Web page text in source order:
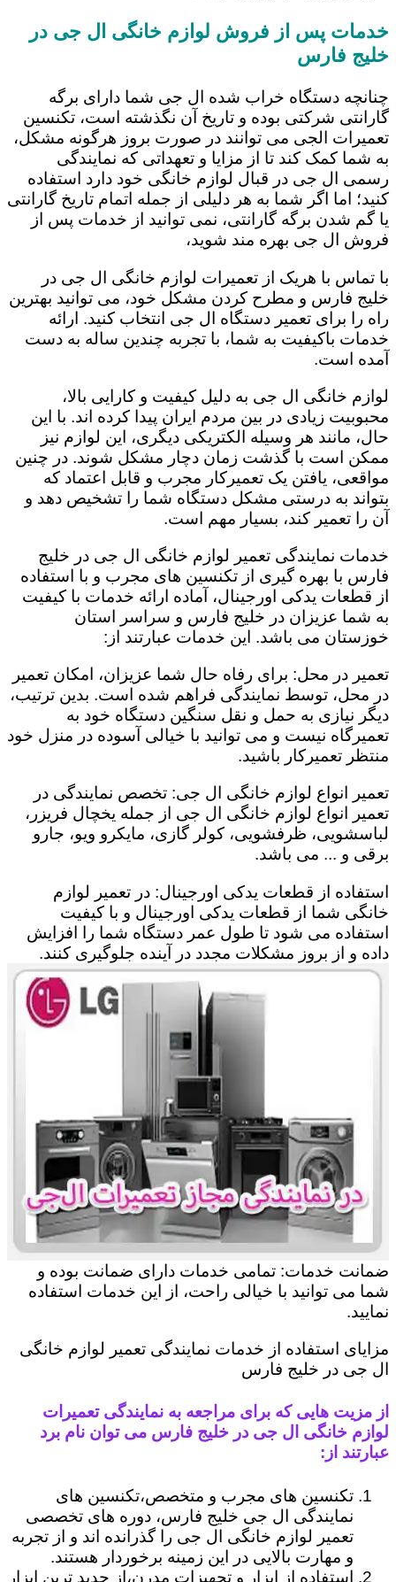
خدمات پس از فروش لوازم خانگی ال جی در
خلیج فارس
چنانچه دستگاه خراب شده ال جی شما دارای برگه
گارانتی شرکتی بوده و تاریخ آن نگذشته است، تکنسین
تعمیرات الجی می توانند در صورت بروز هرگونه مشکل،
به شما کمک کند تا از مزایا و تعهداتی که نمایندگی
رسمی ال جی در قبال لوازم خانگی خود دارد استفاده
کنید؛ اما اگر شما به هر دلیلی از جمله اتمام تاریخ گارانتی
یا گم شدن برگه گارانتی، نمی توانید از خدمات پس از
فروش ال جی بهره مند شوید،
با تماس با هریک از تعمیرات لوازم خانگی ال جی در
خلیج فارس و مطرح کردن مشکل خود، می توانید بهترین
راه را برای تعمیر دستگاه ال جی انتخاب کنید. ارائه
خدمات باکیفیت به شما، با تجربه چندین ساله به دست
آمده است.
لوازم خانگی ال جی به دلیل کیفیت و کارایی بالا،
محبوبیت زیادی در بین مردم ایران پیدا کرده اند. با این
حال، مانند هر وسیله الکتریکی دیگری، این لوازم نیز
ممکن است با گذشت زمان دچار مشکل شوند. در چنین
مواقعی، یافتن یک تعمیرکار مجرب و قابل اعتماد که
بتواند به درستی مشکل دستگاه شما را تشخیص دهد و
آن را تعمیر کند، بسیار مهم است.
خدمات نمایندگی تعمیر لوازم خانگی ال جی در خلیج
فارس با بهره گیری از تکنسین های مجرب و با استفاده
از قطعات یدکی اورجینال، آماده ارائه خدمات با کیفیت
به شما عزیزان در خلیج فارس و سراسر استان
خوزستان می باشد. این خدمات عبارتند از:
تعمیر در محل: برای رفاه حال شما عزیزان، امکان تعمیر
در محل، توسط نمایندگی فراهم شده است. بدین ترتیب،
دیگر نیازی به حمل و نقل سنگین دستگاه خود به
تعمیرگاه نیست و می توانید با خیالی آسوده در منزل خود
منتظر تعمیرکار باشید.
تعمیر انواع لوازم خانگی ال جی: تخصص نمایندگی در
تعمیر انواع لوازم خانگی ال جی از جمله یخچال فریزر،
لباسشویی، ظرفشویی، کولر گازی، مایکرو ویو، جارو
برقی و ... می باشد.
استفاده از قطعات یدکی اورجینال: در تعمیر لوازم
خانگی شما از قطعات یدکی اورجینال و با کیفیت
استفاده می شود تا طول عمر دستگاه شما را افزایش
داده و از بروز مشکلات مجدد در آینده جلوگیری کنند.
ضمانت خدمات: تمامی خدمات دارای ضمانت بوده و
شما می توانید با خیالی راحت، از این خدمات استفاده
نمایید.
مزایای استفاده از خدمات نمایندگی تعمیر لوازم خانگی
ال جی در خلیج فارس
از مزیت هایی که برای مراجعه به نمایندگی تعمیرات
لوازم خانگی ال جی در خلیج فارس می توان نام برد
عبارتند از:
تکنسین های مجرب و متخصص،تکنسین های
نمایندگی ال جی خلیج فارس، دوره های تخصصی
تعمیر لوازم خانگی ال جی را گذرانده اند و از تجربه
و مهارت بالایی در این زمینه برخوردار هستند.
استفاده از ابزار و تجهیزات مدرن،از جدید ترین ابزار